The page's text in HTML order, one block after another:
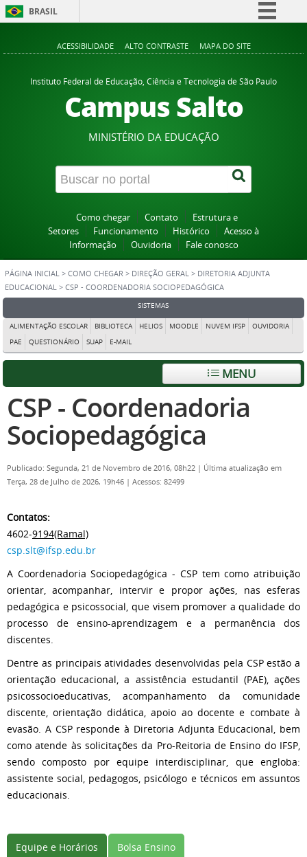
BRASIL
Comunica BR
Participe
Acesso à informação
Canais
ACESSIBILIDADE ALTO CONTRASTE MAPA DO SITE
Instituto Federal de Educação, Ciência e Tecnologia de São Paulo
Campus Salto
MINISTÉRIO DA EDUCAÇÃO
Como chegar Contato
Estrutura e
Setores
Funcionamento Histórico
Acesso à
Informação
Ouvidoria Fale conosco
PÁGINA INICIAL > COMO CHEGAR > DIREÇÃO GERAL > DIRETORIA ADJUNTA
EDUCACIONAL > CSP - COORDENADORIA SOCIOPEDAGÓGICA
SISTEMAS
ALIMENTAÇÃO ESCOLAR BIBLIOTECA HELIOS MOODLE NUVEM IFSP
OUVIDORIA
PAE
QUESTIONÁRIO SUAP E-MAIL
MENU
CSP - Coordenadoria
Sociopedagógica
Publicado: Segunda, 21 de Novembro de 2016, 08h22 | Última atualização em
Terça, 28 de Julho de 2026, 19h46 | Acessos: 82499
Contatos:
4602-9194(Ramal)
csp.slt@ifsp.edu.br
A Coordenadoria Sociopedagógica - CSP tem como atribuição
orientar, acompanhar, intervir e propor ações, nas esferas
pedagógica e psicossocial, que visem promover a qualidade do
processo de ensino-aprendizagem e a permanência dos
discentes.
Dentre as principais atividades desenvolvidas pela CSP estão a
orientação educacional, a assistência estudantil (PAE), ações
psicossocioeducativas, acompanhamento da comunidade
discente, orientação didática, apoio ao docente e combate à
evasão. A CSP responde à Diretoria Adjunta Educacional, bem
como atende às solicitações da Pro-Reitoria de Ensino do IFSP,
sendo composto por equipe interdisciplinar, que engloba:
assistente social, pedagogos, psicólogo e técnicos em assuntos
educacionais.
Equipe e Horários
Bolsa Ensino